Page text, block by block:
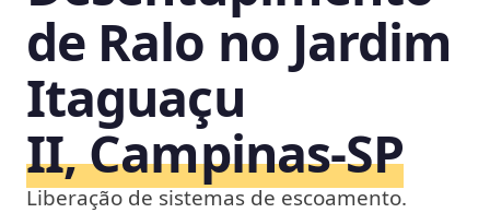
de Ralo no Jardim
Itaguaçu
II, Campinas‑SP
Liberação de sistemas de escoamento.